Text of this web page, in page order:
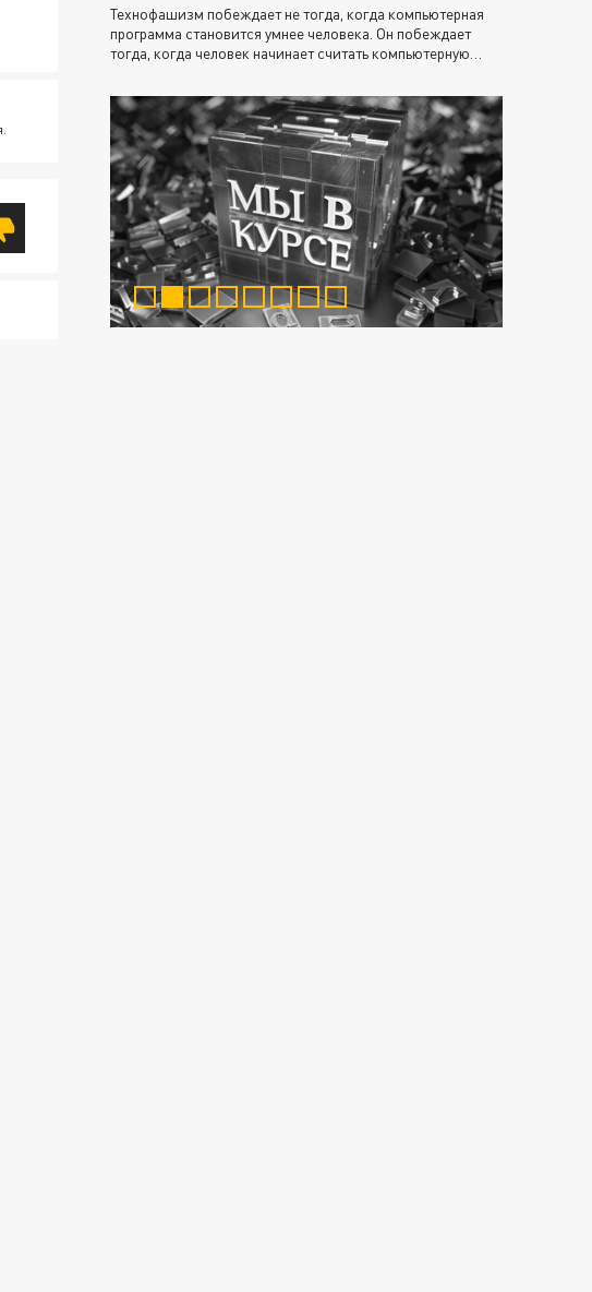
Технофашизм побеждает не тогда, когда компьютерная
программа становится умнее человека. Он побеждает
тогда, когда человек начинает считать компьютерную